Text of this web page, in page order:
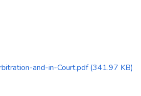
and-in-Court.pdf(341.97 KB)